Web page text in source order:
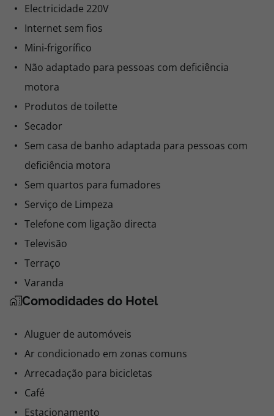
Electricidade 220V
Internet sem fios
Mini-frigorífico
Não adaptado para pessoas com deficiência
motora
Produtos de toilette
Secador
Sem casa de banho adaptada para pessoas com
deficiência motora
Sem quartos para fumadores
Serviço de Limpeza
Telefone com ligação directa
Televisão
Terraço
Varanda
Comodidades do Hotel
Aluguer de automóveis
Ar condicionado em zonas comuns
Arrecadação para bicicletas
Café
Estacionamento